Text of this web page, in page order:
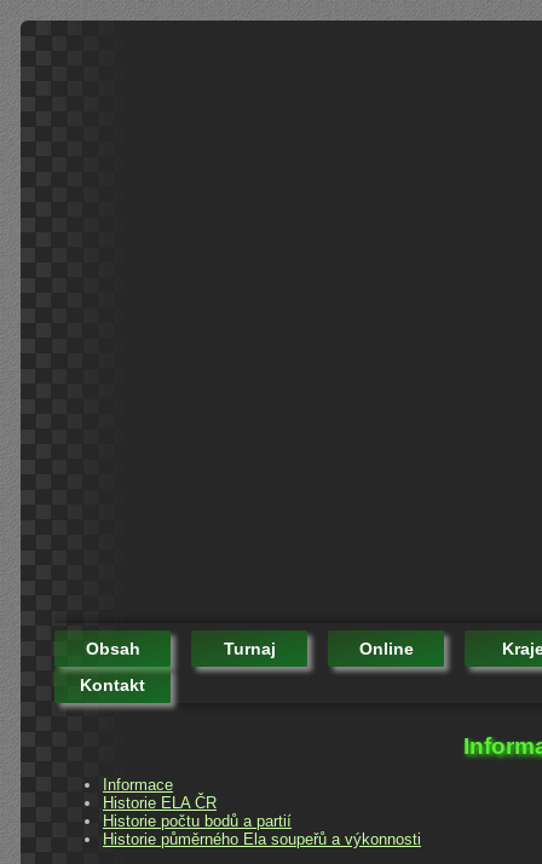
Obsah Turnaj Online
Kontakt
Informace
Historie ELA ČR
Historie počtu bodů a partií
Historie půměrného Ela soupeřů a výkonnosti